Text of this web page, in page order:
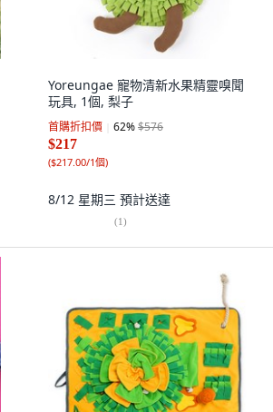
Yoreungae 寵物清新水果精靈嗅聞
玩具, 1個, 梨子
首購折扣價 62%$576
$217
($217.00/1個)
8/12 星期三 預計送達
(1)